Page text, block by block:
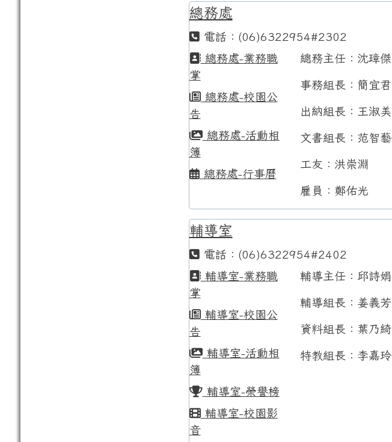
總務處
電話：(06)6322954#2302
總務處-業務職
掌
總務處-校園公
告
總務處-活動相
簿
總務處-行事曆
總務主任：沈璋傑
事務組長：簡宜君
出納組長：王淑美
文書組長：范智藝
工友：洪崇淵
雇員：鄭佑光
輔導室
電話：(06)6322954#2402
輔導室-業務職
掌
輔導室-校園公
告
輔導室-活動相
簿
輔導室-榮譽榜
輔導室-校園影
音
輔導主任：邱詩娟
輔導組長：姜義芳
資料組長：葉乃綺
特教組長：李嘉玲